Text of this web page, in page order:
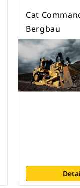
Cat
Bergbau